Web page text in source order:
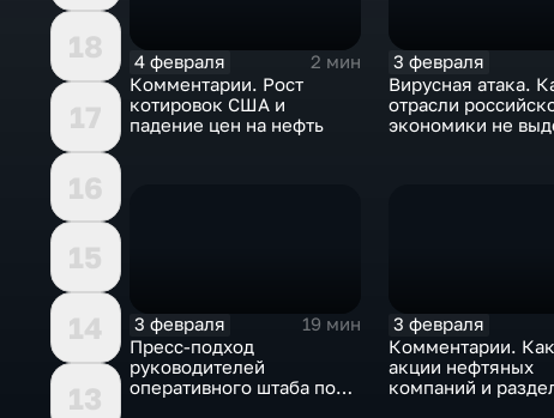
18
17
16
15
14
13
4 февраля
2 мин
Комментарии. Рост
котировок США и
падение цен на нефть
3 февраля
Вирусная атака.
отрасли
экономики не
3 февраля
19 мин
Пресс-подход
руководителей
оперативного штаба по
3 февраля
Комментарии.
акции нефтяных
компаний и